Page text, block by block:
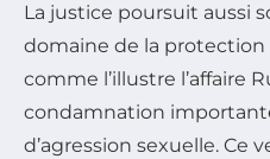
La justice poursuit aussi
domaine de la protection
comme l’illustre l’affaire
condamnation
d’agression sexuelle. Ce